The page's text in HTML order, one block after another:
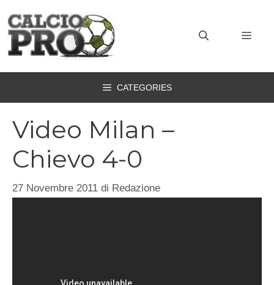
contenuto
CATEGORIES
Video Milan –
Chievo 4-0
27 Novembre 2011 di Redazione